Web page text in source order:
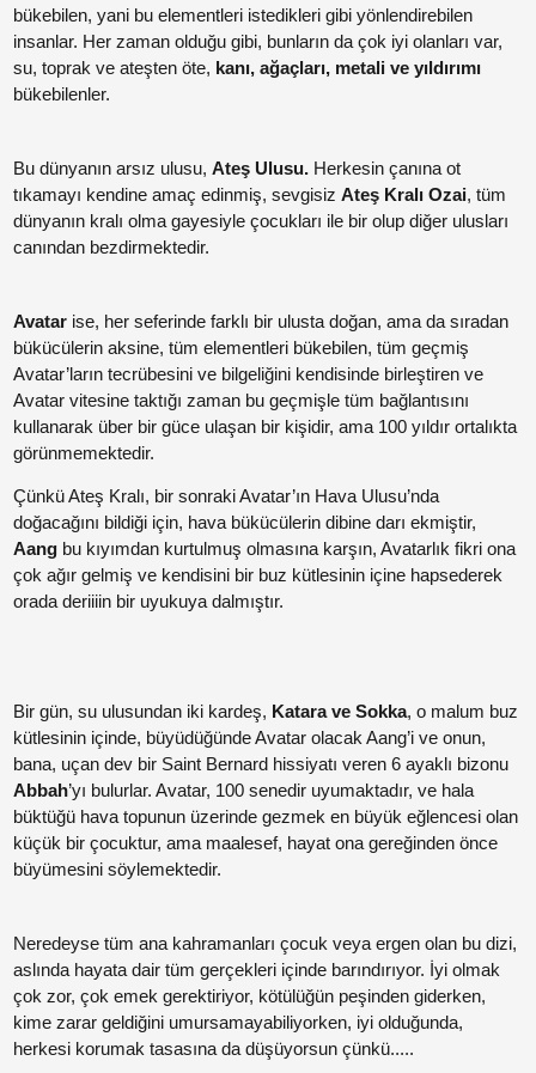
Paylaş
Paylaş
bükebilen, yani bu elementleri istedikleri gibi yönlendirebilen
insanlar. Her zaman olduğu gibi, bunların da çok iyi olanları var,
su, toprak ve ateşten öte, kanı, ağaçları, metali ve yıldırımı
bükebilenler.
Paylaş
Paylaş
Bu dünyanın arsız ulusu,Ateş Ulusu. Herkesin çanına ot
tıkamayı kendine amaç edinmiş, sevgisizAteş Kralı Ozai, tüm
dünyanın kralı olma gayesiyle çocukları ile bir olup diğer ulusları
canından bezdirmektedir.
Paylaş
Paylaş
Paylaş
Avatar ise, her seferinde farklı bir ulusta doğan, ama da sıradan
bükücülerin aksine, tüm elementleri bükebilen, tüm geçmiş
Avatar’ların tecrübesini ve bilgeliğini kendisinde birleştiren ve
Avatar vitesine taktığı zaman bu geçmişle tüm bağlantısını
kullanarak über bir güce ulaşan bir kişidir, ama 100 yıldır ortalıkta
görünmemektedir.
Çünkü Ateş Kralı, bir sonraki Avatar’ın Hava Ulusu’nda
doğacağını bildiği için, hava bükücülerin dibine darı ekmiştir,
Aang bu kıyımdan kurtulmuş olmasına karşın, Avatarlık fikri ona
çok ağır gelmiş ve kendisini bir buz kütlesinin içine hapsederek
orada deriiiin bir uyukuya dalmıştır.
Paylaş
Paylaş
Paylaş
Bir gün, su ulusundan iki kardeş, Katara ve Sokka, o malum buz
kütlesinin içinde, büyüdüğünde Avatar olacak Aang’i ve onun,
bana, uçan dev bir Saint Bernard hissiyatı veren 6 ayaklı bizonu
Abbah’yı bulurlar. Avatar, 100 senedir uyumaktadır, ve hala
büktüğü hava topunun üzerinde gezmek en büyük eğlencesi olan
küçük bir çocuktur, ama maalesef, hayat ona gereğinden önce
büyümesini söylemektedir.
Paylaş
Paylaş
Neredeyse tüm ana kahramanları çocuk veya ergen olan bu dizi,
aslında hayata dair tüm gerçekleri içinde barındırıyor. İyi olmak
çok zor, çok emek gerektiriyor, kötülüğün peşinden giderken,
kime zarar geldiğini umursamayabiliyorken, iyi olduğunda,
herkesi korumak tasasına da düşüyorsun çünkü.....